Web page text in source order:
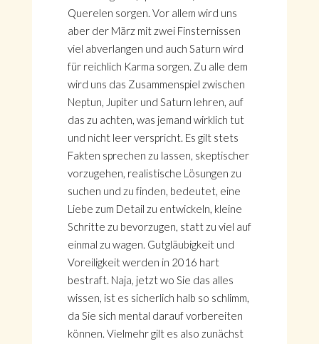
Querelen sorgen. Vor allem wird uns
aber der März mit zwei Finsternissen
viel abverlangen und auch Saturn wird
für reichlich Karma sorgen. Zu alle dem
wird uns das Zusammenspiel zwischen
Neptun, Jupiter und Saturn lehren, auf
das zu achten, was jemand wirklich tut
und nicht leer verspricht. Es gilt stets
Fakten sprechen zu lassen, skeptischer
vorzugehen, realistische Lösungen zu
suchen und zu finden, bedeutet, eine
Liebe zum Detail zu entwickeln, kleine
Schritte zu bevorzugen, statt zu viel auf
einmal zu wagen. Gutgläubigkeit und
Voreiligkeit werden in 2016 hart
bestraft. Naja, jetzt wo Sie das alles
wissen, ist es sicherlich halb so schlimm,
da Sie sich mental darauf vorbereiten
können. Vielmehr gilt es also zunächst